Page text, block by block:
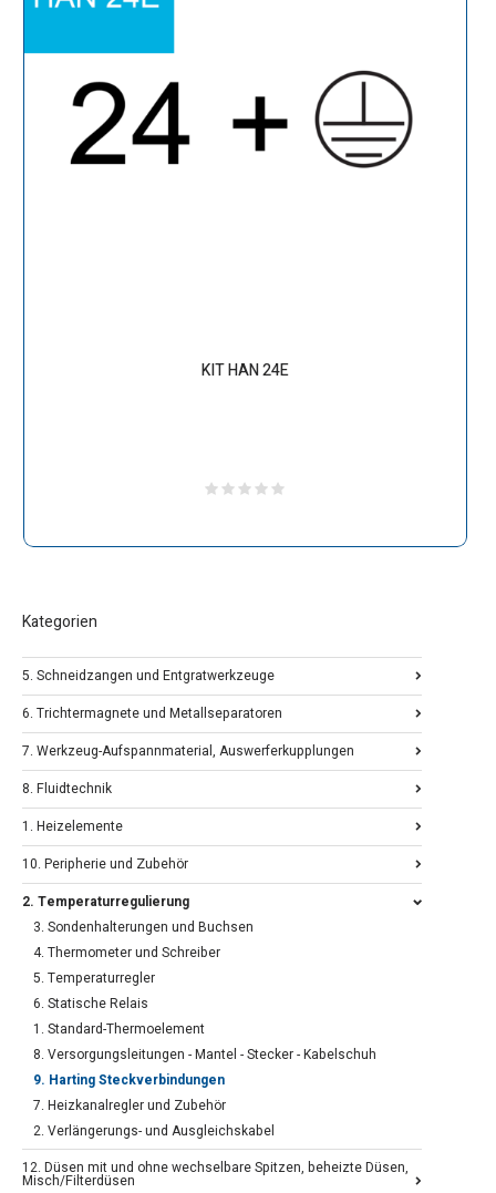
KIT HAN 24E
Kategorien
5. Schneidzangen und Entgratwerkzeuge
6. Trichtermagnete und Metallseparatoren
7. Werkzeug-Aufspannmaterial, Auswerferkupplungen
8. Fluidtechnik
1. Heizelemente
10. Peripherie und Zubehör
2. Temperaturregulierung
3. Sondenhalterungen und Buchsen
4. Thermometer und Schreiber
5. Temperaturregler
6. Statische Relais
1. Standard-Thermoelement
8. Versorgungsleitungen - Mantel - Stecker - Kabelschuh
9. Harting Steckverbindungen
7. Heizkanalregler und Zubehör
2. Verlängerungs- und Ausgleichskabel
12. Düsen mit und ohne wechselbare Spitzen, beheizte Düsen,
Misch/Filterdüsen